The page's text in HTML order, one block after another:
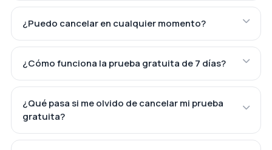
¿Puedo cancelar en cualquier momento?
¿Cómo funciona la prueba gratuita de 7 días?
¿Qué pasa si me olvido de cancelar mi prueba
gratuita?